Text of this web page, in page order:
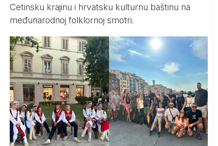
Cetinsku krajinu i hrvatsku kulturnu baštinu na
međunarodnoj folklornoj smotri.